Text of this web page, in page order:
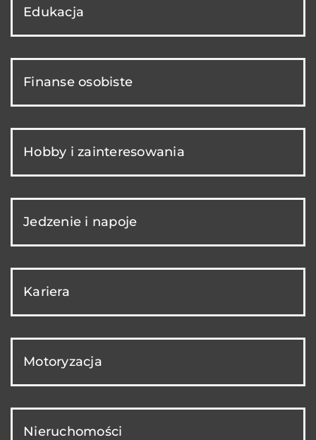
Edukacja
Finanse osobiste
Hobby i zainteresowania
Jedzenie i napoje
Kariera
Motoryzacja
Nieruchomości